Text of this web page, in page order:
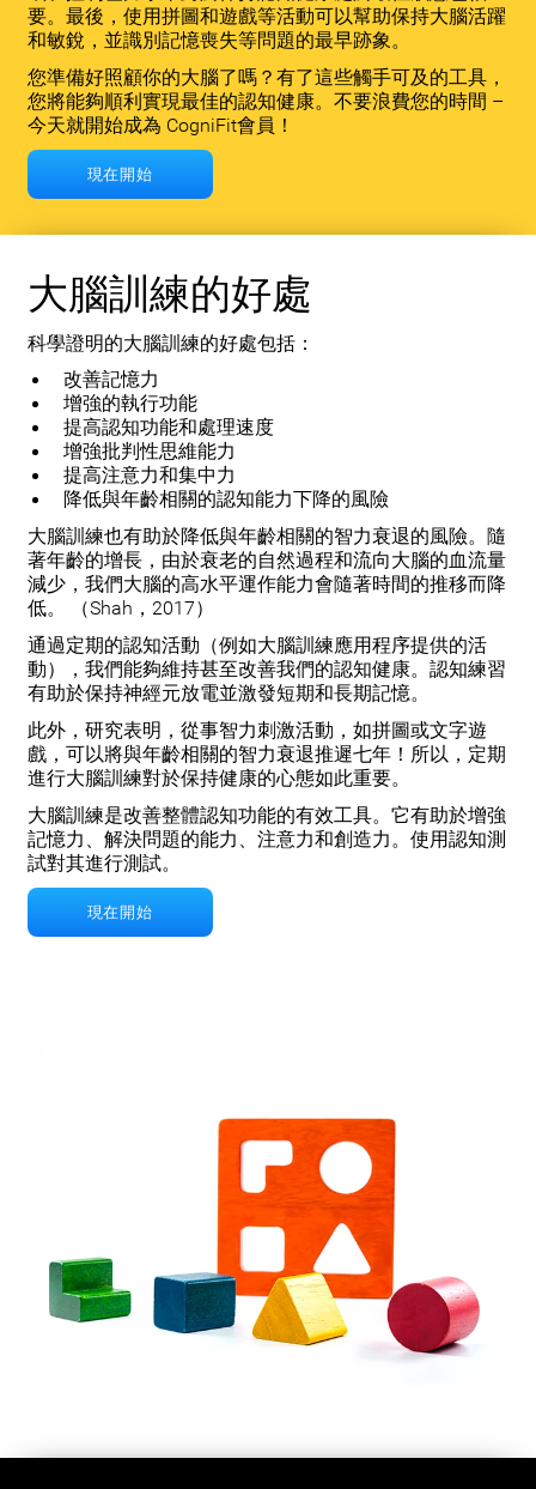
要。最後，使用拼圖和遊戲等活動可以幫助保持大腦活躍
和敏銳，並識別記憶喪失等問題的最早跡象。
您準備好照顧你的大腦了嗎？有了這些觸手可及的工具，
您將能夠順利實現最佳的認知健康。不要浪費您的時間 –
今天就開始成為 CogniFit會員！
現在開始
大腦訓練的好處
科學證明的大腦訓練的好處包括：
改善記憶力
增強的執行功能
提高認知功能和處理速度
增強批判性思維能力
提高注意力和集中力
降低與年齡相關的認知能力下降的風險
大腦訓練也有助於降低與年齡相關的智力衰退的風險。隨
著年齡的增長，由於衰老的自然過程和流向大腦的血流量
減少，我們大腦的高水平運作能力會隨著時間的推移而降
低。 （Shah，2017）
通過定期的認知活動（例如大腦訓練應用程序提供的活
動），我們能夠維持甚至改善我們的認知健康。認知練習
有助於保持神經元放電並激發短期和長期記憶。
此外，研究表明，從事智力刺激活動，如拼圖或文字遊
戲，可以將與年齡相關的智力衰退推遲七年！所以，定期
進行大腦訓練對於保持健康的心態如此重要。
大腦訓練是改善整體認知功能的有效工具。它有助於增強
記憶力、解決問題的能力、注意力和創造力。使用認知測
試對其進行測試。
現在開始